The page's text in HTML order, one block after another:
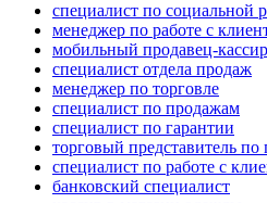
специалист по социальной
менеджер по работе с
мобильный продавец-кассир
специалист отдела продаж
менеджер по торговле
специалист по продажам
специалист по гарантии
торговый представитель по
специалист по работе с
банковский специалист